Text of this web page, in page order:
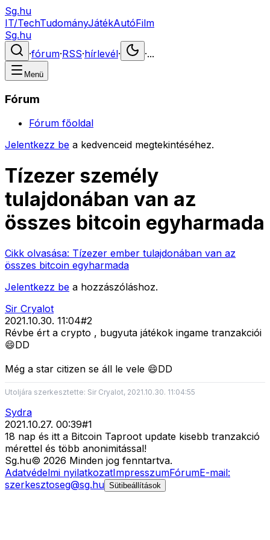
Sg.hu
IT/TechTudományJátékAutóFilm
Sg.hu
·fórum·RSS·hírlevél· ·...
Menü
Fórum
Fórum főoldal
Jelentkezz be a kedvenceid megtekintéséhez.
Tízezer személy
tulajdonában van az
összes bitcoin egyharmada
Cikk olvasása: Tízezer ember tulajdonában van az
összes bitcoin egyharmada
Jelentkezz be a hozzászóláshoz.
Sir Cryalot
2021.10.30. 11:04#2
Révbe ért a crypto , bugyuta játékok ingame tranzakciói
😄DD
Még a star citizen se áll le vele 😄DD
Utoljára szerkesztette: Sir Cryalot, 2021.10.30. 11:04:55
Sydra
2021.10.27. 00:39#1
18 nap és itt a Bitcoin Taproot update kisebb tranzakció
mérettel és több anonimitással!
Sg.hu© 2026 Minden jog fenntartva.
Adatvédelmi nyilatkozatImpresszumFórumE-mail:
szerkesztoseg@sg.hu Sütibeállítások